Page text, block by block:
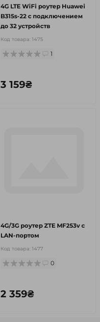
4G LTE WiFi роутер Huawei
B315s-22 с подключением
до 32 устройств
Код товара: 1475
1
3 159₴
4G/3G роутер ZTE MF253v c
LAN-портом
Код товара: 1477
0
2 359₴